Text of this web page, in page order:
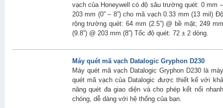
vạch của Honeywell có độ sâu trường quét: 0 mm –
203 mm (0” – 8”) cho mã vạch 0.33 mm (13 mil) Độ
rộng trường quét: 64 mm (2.5”) @ bề mặt; 249 mm
(9.8”) @ 203 mm (8”) Tốc độ quét: 72 ± 2 dòng.
Máy quét mã vạch Datalogic Gryphon D230
Máy quét mã vạch Datalogic Gryphon D230 là máy
quét mã vạch của Datalogic được thiết kế với khả
năng quét đa giao diện và cho phép kết nối nhanh
chóng, dễ dàng với hệ thống của bạn.